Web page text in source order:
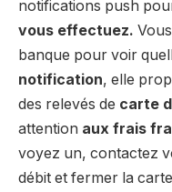
notifications push
vous effectuez.
banque pour voir
notification, elle
des relevés de carte
attention aux frais
voyez un, contactez
débit et fermer la